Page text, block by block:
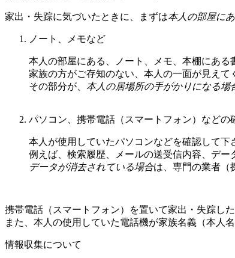
家出・失踪に気づいたときに、まずは本人の部屋に
ノート、メモなど
本人の部屋にある、ノート、メモ、本棚にあ
家族の方がご存知のない、本人の一面が見えて
その部分が、 本人の居場所の手がかりになる場
パソコン、携帯電話（スマートフォン）などの
本人が使用していたパソコンなどを確認して下
例えば、検索履歴、メールの送受信内容、デー
データが消去されている場合は、専門の業者（
携帯電話（スマートフォン）を置いて家出・失踪し
また、本人の使用していた電話機が家族名義（本人
情報収集について